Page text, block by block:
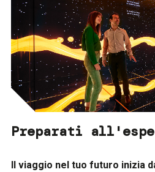
Preparati
Il viaggio nel tuo futuro inizia